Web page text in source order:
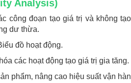
Analysis)
công đoạn tạo giá trị và không
dư thừa.
đồ hoạt động.
các hoạt động tạo giá trị gia tăng.
phẩm, nâng cao hiệu suất vận